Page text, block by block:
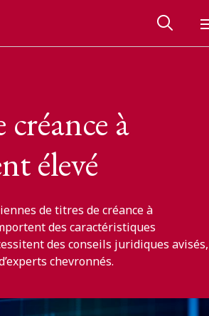
d’Osler
à
élevé
de titres de créance à
des caractéristiques
des conseils juridiques avisés,
chevronnés.